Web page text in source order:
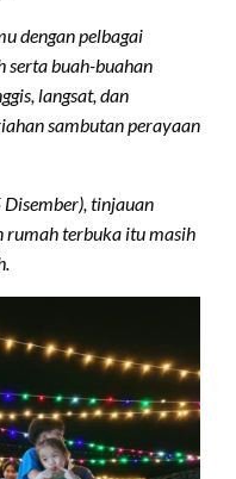
dengan pelbagai
serta buah-buahan
langsat, dan
sambutan perayaan
tinjauan
rumah terbuka itu masih